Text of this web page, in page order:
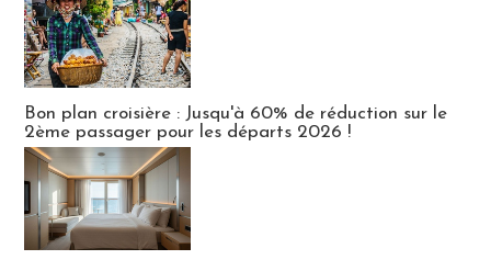
Bon plan croisière : Jusqu'à 60% de réduction sur le
2ème passager pour les départs 2026 !